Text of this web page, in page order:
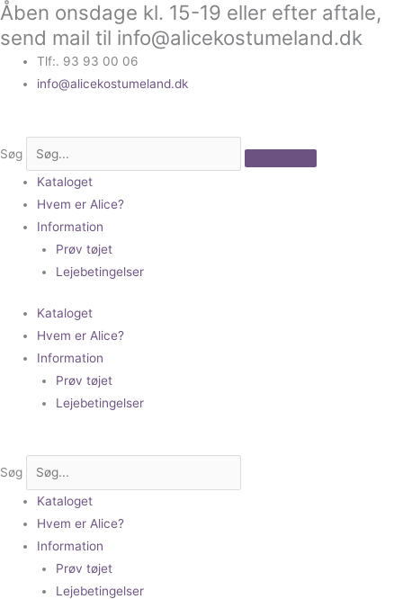
Gå
til
indholdet
Åben onsdage kl. 15-19 eller efter aftale,
send mail til info@alicekostumeland.dk
Tlf:. 93 93 00 06
info@alicekostumeland.dk
Søg
Kataloget
Hvem er Alice?
Information
Prøv tøjet
Lejebetingelser
Kataloget
Hvem er Alice?
Information
Prøv tøjet
Lejebetingelser
Søg
Kataloget
Hvem er Alice?
Information
Prøv tøjet
Lejebetingelser